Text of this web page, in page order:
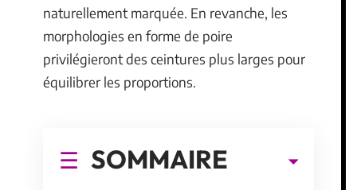
naturellement marquée. En revanche, les
morphologies en forme de poire
privilégieront des ceintures plus larges pour
équilibrer les proportions.
SOMMAIRE